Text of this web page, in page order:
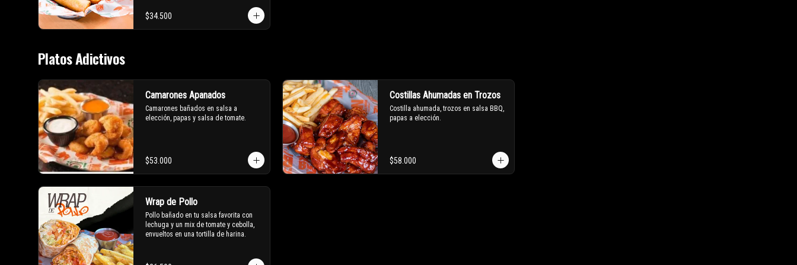
$34.500
Platos Adictivos
Camarones Apanados
Camarones bañados en salsa a
elección, papas y salsa de tomate.
$53.000
Costillas Ahumadas en Trozos
Costilla ahumada, trozos en salsa BBQ,
papas a elección.
$58.000
Wrap de Pollo
Pollo bañado en tu salsa favorita con
lechuga y un mix de tomate y cebolla,
envueltos en una tortilla de harina.